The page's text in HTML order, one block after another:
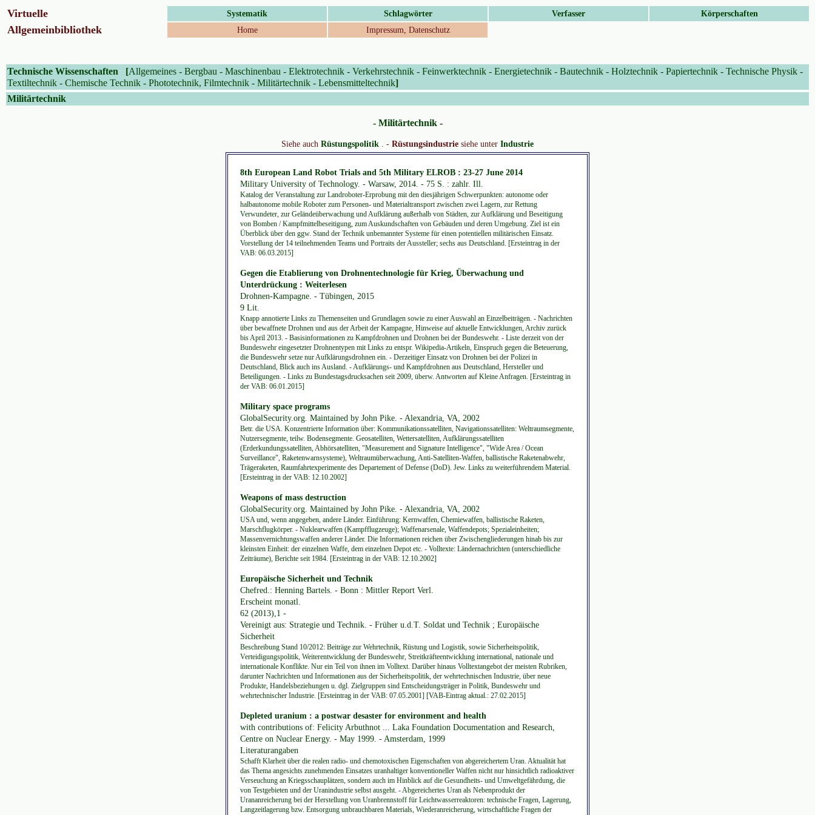
Virtuelle Systematik Schlagwörter Verfasser Körperschaften
Allgemeinbibliothek Home Impressum, Datenschutz
Technische Wissenschaften [Allgemeines - Bergbau - Maschinenbau - Elektrotechnik - Verkehrstechnik - Feinwerktechnik - Energietechnik - Bautechnik - Holztechnik - Papiertechnik - Technische Physik -
Textiltechnik - Chemische Technik - Phototechnik, Filmtechnik - Militärtechnik - Lebensmitteltechnik]
Militärtechnik
- Militärtechnik -
Siehe auch Rüstungspolitik . - Rüstungsindustrie siehe unter Industrie
8th European Land Robot Trials and 5th Military ELROB : 23-27 June 2014
Military University of Technology. - Warsaw, 2014. - 75 S. : zahlr. Ill.
Katalog der Veranstaltung zur Landroboter-Erprobung mit den diesjährigen Schwerpunkten: autonome oder
halbautonome mobile Roboter zum Personen- und Materialtransport zwischen zwei Lagern, zur Rettung
Verwundeter, zur Geländeüberwachung und Aufklärung außerhalb von Städten, zur Aufklärung und Beseitigung
von Bomben / Kampfmittelbeseitigung, zum Auskundschaften von Gebäuden und deren Umgebung. Ziel ist ein
Überblick über den ggw. Stand der Technik unbemannter Systeme für einen potentiellen militärischen Einsatz.
Vorstellung der 14 teilnehmenden Teams und Portraits der Aussteller; sechs aus Deutschland. [Ersteintrag in der
VAB: 06.03.2015]
Gegen die Etablierung von Drohnentechnologie für Krieg, Überwachung und
Unterdrückung : Weiterlesen
Drohnen-Kampagne. - Tübingen, 2015
9 Lit.
Knapp annotierte Links zu Themenseiten und Grundlagen sowie zu einer Auswahl an Einzelbeiträgen. - Nachrichten
über bewaffnete Drohnen und aus der Arbeit der Kampagne, Hinweise auf aktuelle Entwicklungen, Archiv zurück
bis April 2013. - Basisinformationen zu Kampfdrohnen und Drohnen bei der Bundeswehr. - Liste derzeit von der
Bundeswehr eingesetzter Drohnentypen mit Links zu entspr. Wikipedia-Artikeln, Einspruch gegen die Beteuerung,
die Bundeswehr setze nur Aufklärungsdrohnen ein. - Derzeitiger Einsatz von Drohnen bei der Polizei in
Deutschland, Blick auch ins Ausland. - Aufklärungs- und Kampfdrohnen aus Deutschland, Hersteller und
Beteiligungen. - Links zu Bundestagsdrucksachen seit 2009, überw. Antworten auf Kleine Anfragen. [Ersteintrag in
der VAB: 06.01.2015]
Military space programs
GlobalSecurity.org. Maintained by John Pike. - Alexandria, VA, 2002
Betr. die USA. Konzentrierte Information über: Kommunikationssatelliten, Navigationssatelliten: Weltraumsegmente,
Nutzersegmente, teilw. Bodensegmente. Geosatelliten, Wettersatelliten, Aufklärungssatelliten
(Erderkundungssatelliten, Abhörsatelliten, "Measurement and Signature Intelligence", "Wide Area / Ocean
Surveillance", Raketenwarnsysteme), Weltraumüberwachung, Anti-Satelliten-Waffen, ballistische Raketenabwehr,
Trägeraketen, Raumfahrtexperimente des Departement of Defense (DoD). Jew. Links zu weiterführendem Material.
[Ersteintrag in der VAB: 12.10.2002]
Weapons of mass destruction
GlobalSecurity.org. Maintained by John Pike. - Alexandria, VA, 2002
USA und, wenn angegeben, andere Länder. Einführung: Kernwaffen, Chemiewaffen, ballistische Raketen,
Marschflugkörper. - Nuklearwaffen (Kampfflugzeuge); Waffenarsenale, Waffendepots; Spezialeinheiten;
Massenvernichtungswaffen anderer Länder. Die Informationen reichen über Zwischengliederungen hinab bis zur
kleinsten Einheit: der einzelnen Waffe, dem einzelnen Depot etc. - Volltexte: Ländernachrichten (unterschiedliche
Zeiträume), Berichte seit 1984. [Ersteintrag in der VAB: 12.10.2002]
Europäische Sicherheit und Technik
Chefred.: Henning Bartels. - Bonn : Mittler Report Verl.
Erscheint monatl.
62 (2013),1 -
Vereinigt aus: Strategie und Technik. - Früher u.d.T. Soldat und Technik ; Europäische
Sicherheit
Beschreibung Stand 10/2012: Beiträge zur Wehrtechnik, Rüstung und Logistik, sowie Sicherheitspolitik,
Verteidigungspolitik, Weiterentwicklung der Bundeswehr, Streitkräfteentwicklung international, nationale und
internationale Konflikte. Nur ein Teil von ihnen im Volltext. Darüber hinaus Volltextangebot der meisten Rubriken,
darunter Nachrichten und Informationen aus der Sicherheitspolitik, der wehrtechnischen Industrie, über neue
Produkte, Handelsbeziehungen u. dgl. Zielgruppen sind Entscheidungsträger in Politik, Bundeswehr und
wehrtechnischer Industrie. [Ersteintrag in der VAB: 07.05.2001] [VAB-Eintrag aktual.: 27.02.2015]
Depleted uranium : a postwar desaster for environment and health
with contributions of: Felicity Arbuthnot ... Laka Foundation Documentation and Research,
Centre on Nuclear Energy. - May 1999. - Amsterdam, 1999
Literaturangaben
Schafft Klarheit über die realen radio- und chemotoxischen Eigenschaften von abgereichertem Uran. Aktualität hat
das Thema angesichts zunehmenden Einsatzes uranhaltiger konventioneller Waffen nicht nur hinsichtlich radioaktiver
Verseuchung an Kriegsschauplätzen, sondern auch im Hinblick auf die Gesundheits- und Umweltgefährdung, die
von Testgebieten und der Uranindustrie selbst ausgeht. - Abgereichertes Uran als Nebenprodukt der
Urananreicherung bei der Herstellung von Uranbrennstoff für Leichtwasserreaktoren: technische Fragen, Lagerung,
Langzeitlagerung bzw. Entsorgung unbrauchbaren Materials, Wiederanreicherung, wirtschaftliche Fragen der